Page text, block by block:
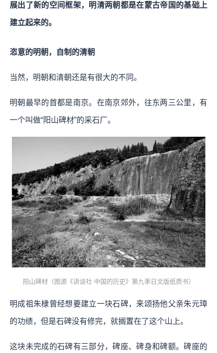
展出了新的空间框架，明清两朝都是在蒙古帝国的基础上
建立起来的。
恣意的明朝，自制的清朝
当然，明朝和清朝还是有很大的不同。
明朝最早的首都是南京。在南京郊外，往东两三公里，有
一个叫做“阳山碑材”的采石厂。
阳山碑材（图源《讲谈社·中国的历史》第九季日文版纸质书）
明成祖朱棣曾经想要建立一块石碑，来颂扬他父亲朱元璋
的功绩，但是石碑没有修完，就搁置在了这个山上。
这块未完成的石碑有三部分，碑座、碑身和碑额。碑座的